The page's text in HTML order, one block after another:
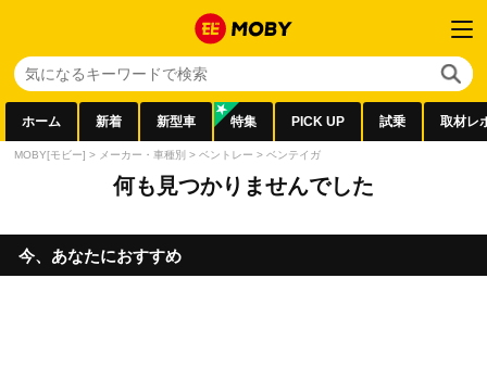
ホーム 新着 新型車 特集 PICK UP 試乗 取材レ
MOBY[モビー] > メーカー・車種別 > ベントレー > ベンテイガ
何も見つかりませんでした
今、あなたにおすすめ